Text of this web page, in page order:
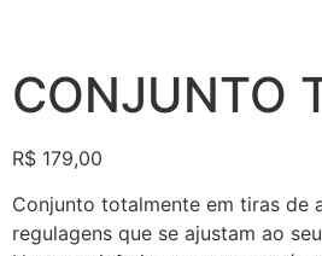
CONJUNTO
R$ 179,00
Conjunto totalmente em tiras de
regulagens que se ajustam ao